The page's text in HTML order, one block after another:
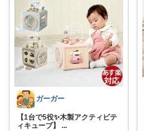
ガーガー
【1台で5役✨木製アクティビテ
ィキューブ】
...